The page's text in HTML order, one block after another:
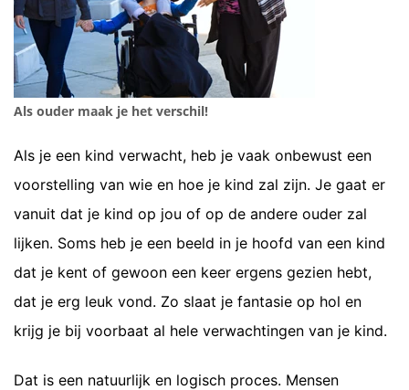
Als ouder maak je het verschil!
Als je een kind verwacht, heb je vaak onbewust een
voorstelling van wie en hoe je kind zal zijn. Je gaat er
vanuit dat je kind op jou of op de andere ouder zal
lijken. Soms heb je een beeld in je hoofd van een kind
dat je kent of gewoon een keer ergens gezien hebt,
dat je erg leuk vond. Zo slaat je fantasie op hol en
krijg je bij voorbaat al hele verwachtingen van je kind.
Dat is een natuurlijk en logisch proces. Mensen